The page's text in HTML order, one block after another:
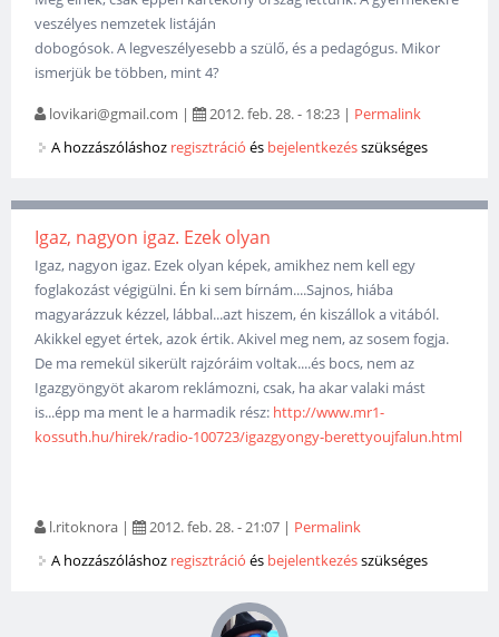
veszélyes nemzetek listáján
dobogósok. A legveszélyesebb a szülő, és a pedagógus. Mikor
ismerjük be többen, mint 4?
lovikari@gmail.com | 2012. feb. 28. - 18:23 | Permalink
A hozzászóláshoz regisztráció és bejelentkezésszükséges
Igaz, nagyon igaz. Ezek olyan
Igaz, nagyon igaz. Ezek olyan képek, amikhez nem kell egy
foglakozást végigülni. Én ki sem bírnám....Sajnos, hiába
magyarázzuk kézzel, lábbal...azt hiszem, én kiszállok a vitából.
Akikkel egyet értek, azok értik. Akivel meg nem, az sosem fogja.
De ma remekül sikerült rajzóráim voltak....és bocs, nem az
Igazgyöngyöt akarom reklámozni, csak, ha akar valaki mást
is...épp ma ment le a harmadik rész: http://www.mr1-
kossuth.hu/hirek/radio-100723/igazgyongy-berettyoujfalun.html
l.ritoknora | 2012. feb. 28. - 21:07 | Permalink
A hozzászóláshoz regisztráció és bejelentkezésszükséges